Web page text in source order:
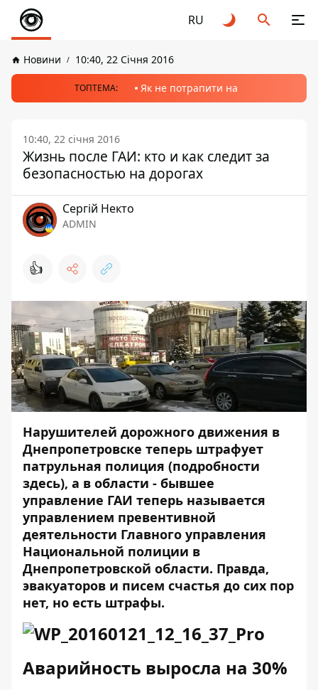
RU
Новини 10:40, 22 Січня 2016
ТОПТЕМА: Як не потрапити на
10:40, 22 січня 2016
Жизнь после ГАИ: кто и как следит за
безопасностью на дорогах
Сергій Некто
ADMIN
👍
Нарушителей дорожного движения в
Днепропетровске теперь штрафует
патрульная полиция (подробности
здесь), а в области - бывшее
управление ГАИ теперь называется
управлением превентивной
деятельности Главного управления
Национальной полиции в
Днепропетровской области. Правда,
эвакуаторов и писем счастья до сих пор
нет, но есть штрафы.
Аварийность выросла на 30%